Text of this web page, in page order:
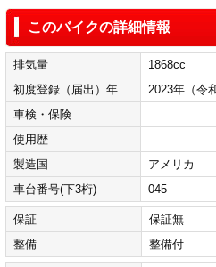
このバイクの詳細情報
排気量 1868cc
初度登録（届出）年
2023年（令
車検・保険
使用歴
製造国
アメリカ
車台番号(下3桁)
045
保証
保証無
整備
整備付